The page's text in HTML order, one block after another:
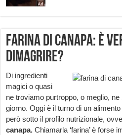
Farina di Canapa: è
dimagrire?
Di ingredienti
magici o quasi
ne troviamo purtroppo, o meglio,
giorno. Oggi è il turno di un
però sotto il profilo nutrizionale,
canapa.Chiamarla ‘farina’ è forse